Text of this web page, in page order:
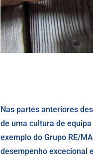
Nas partes anteriores
de uma cultura de
exemplo do Grupo RE/
desempenho excecional